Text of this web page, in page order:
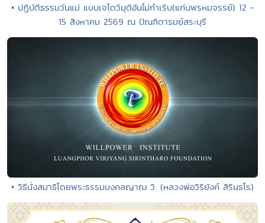
• ปฏิบัติธรรมวันแม่ แบบเจโตวิมุติอันไม่กำเริบ(แก่นพรหมจรรย์) 12 -
15 สิงหาคม 2569 ณ ปัณฑิตารมย์สระบุรี
• วิธีนั่งสมาธิโดยพระธรรมมงคลญาณ วิ. (หลวงพ่อวิริยังค์ สิรินฺธโร)